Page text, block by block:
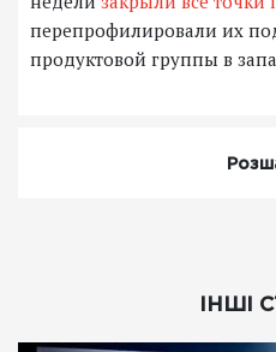
перепрофилировали их
продуктовой группы в
ІНШІ